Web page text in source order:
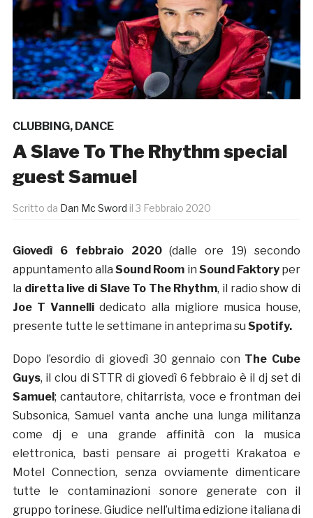
CLUBBING, DANCE
A Slave To The Rhythm special
guest Samuel
Scritto da Dan Mc Sword il 3 Febbraio 2020
Giovedì 6 febbraio 2020(dalle ore 19) secondo
appuntamento allaSound Room in Sound Faktory per
la diretta live di Slave To The Rhythm, il radio show di
Joe T Vannelli dedicato alla migliore musica house,
presente tutte le settimane in anteprima su Spotify.
Dopo l’esordio di giovedì 30 gennaio con The Cube
Guys, il clou di STTR di giovedì 6 febbraio è il dj set di
Samuel ; cantautore, chitarrista, voce e frontman dei
Subsonica, Samuel vanta anche una lunga militanza
come dj e una grande affinità con la musica
elettronica, basti pensare ai progetti Krakatoa e
Motel Connection, senza ovviamente dimenticare
tutte le contaminazioni sonore generate con il
gruppo torinese. Giudice nell’ultima edizione italiana di